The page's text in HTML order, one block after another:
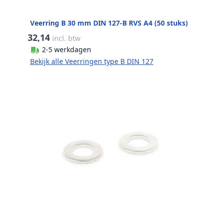
Veerring B 30 mm DIN 127-B RVS A4 (50 stuks)
32,14 incl. btw
2-5 werkdagen
Bekijk alle Veerringen type B DIN 127